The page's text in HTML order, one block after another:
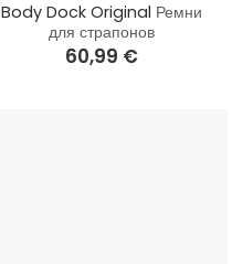
Body Dock Original Ремни
для страпонов
60,99 €